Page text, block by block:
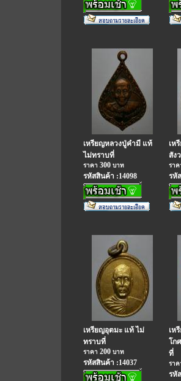
เหรียญหลวงปู่คำมี แท้
ไม่ทราบที่
ราคา 300 บาท
รหัสสินค้า :14098
เห
สัง
รา
รหั
เหรียญอุตมะ แท้ ไม่
ทราบที่
ราคา 200 บาท
รหัสสินค้า :14037
เห
โก
ที่
รา
รหั